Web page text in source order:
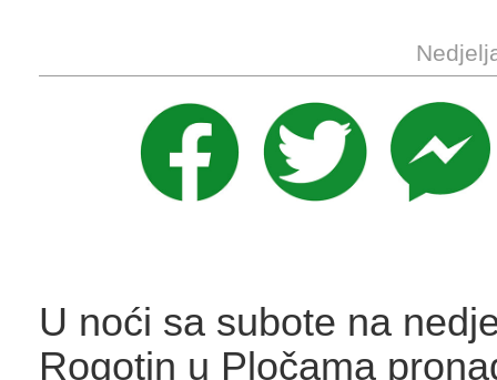
U noći sa subote na
Rogotin u Pločama